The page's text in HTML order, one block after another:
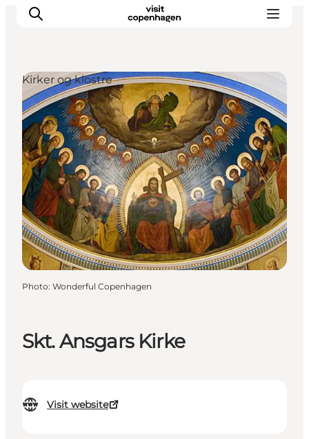
Aktiviteter
Mat och dryck
Planera din resa
Skt. Ansgars Kirke
Visit website
Kirker og klostre
Photo: Wonderful Copenhagen